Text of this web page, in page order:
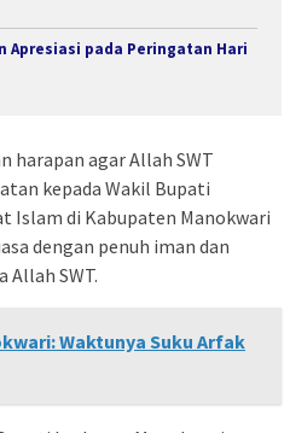
Apresiasi pada Peringatan Hari
harapan agar Allah SWT
kepada Wakil Bupati
Islam di Kabupaten Manokwari
dengan penuh iman dan
Allah SWT.
Waktunya Suku Arfak